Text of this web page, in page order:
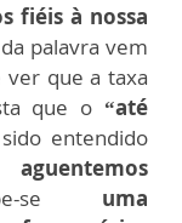
fiéis à nossa
palavra vem
ver que a taxa
que o “até
entendido
se uma